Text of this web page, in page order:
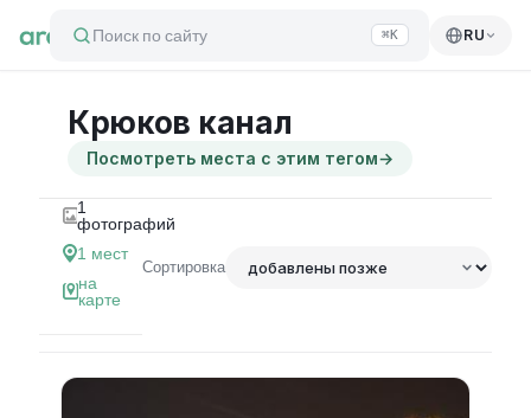
Поиск по сайту ⌘K RU
Крюков канал
Посмотреть места с этим тегом→
1
фотографий
1 мест
на
карте
Сортировка